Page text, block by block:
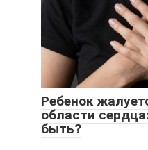
Ребенок
области
быть?